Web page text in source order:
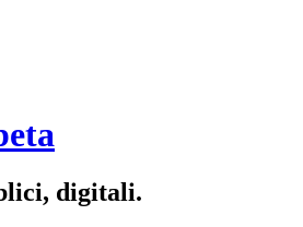
digitali.